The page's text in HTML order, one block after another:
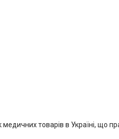
товарів в Україні, що